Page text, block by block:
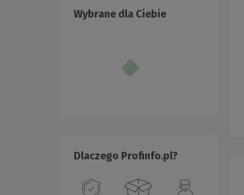
Wybrane dla Ciebie
Dlaczego Profinfo.pl?